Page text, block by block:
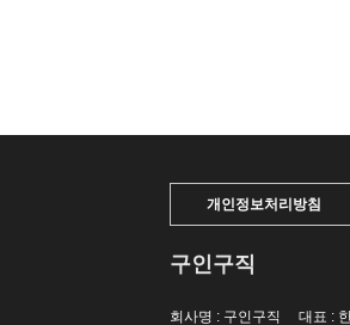
개인정보처리방침
구인구직
회사명 : 구인구직 대표 :